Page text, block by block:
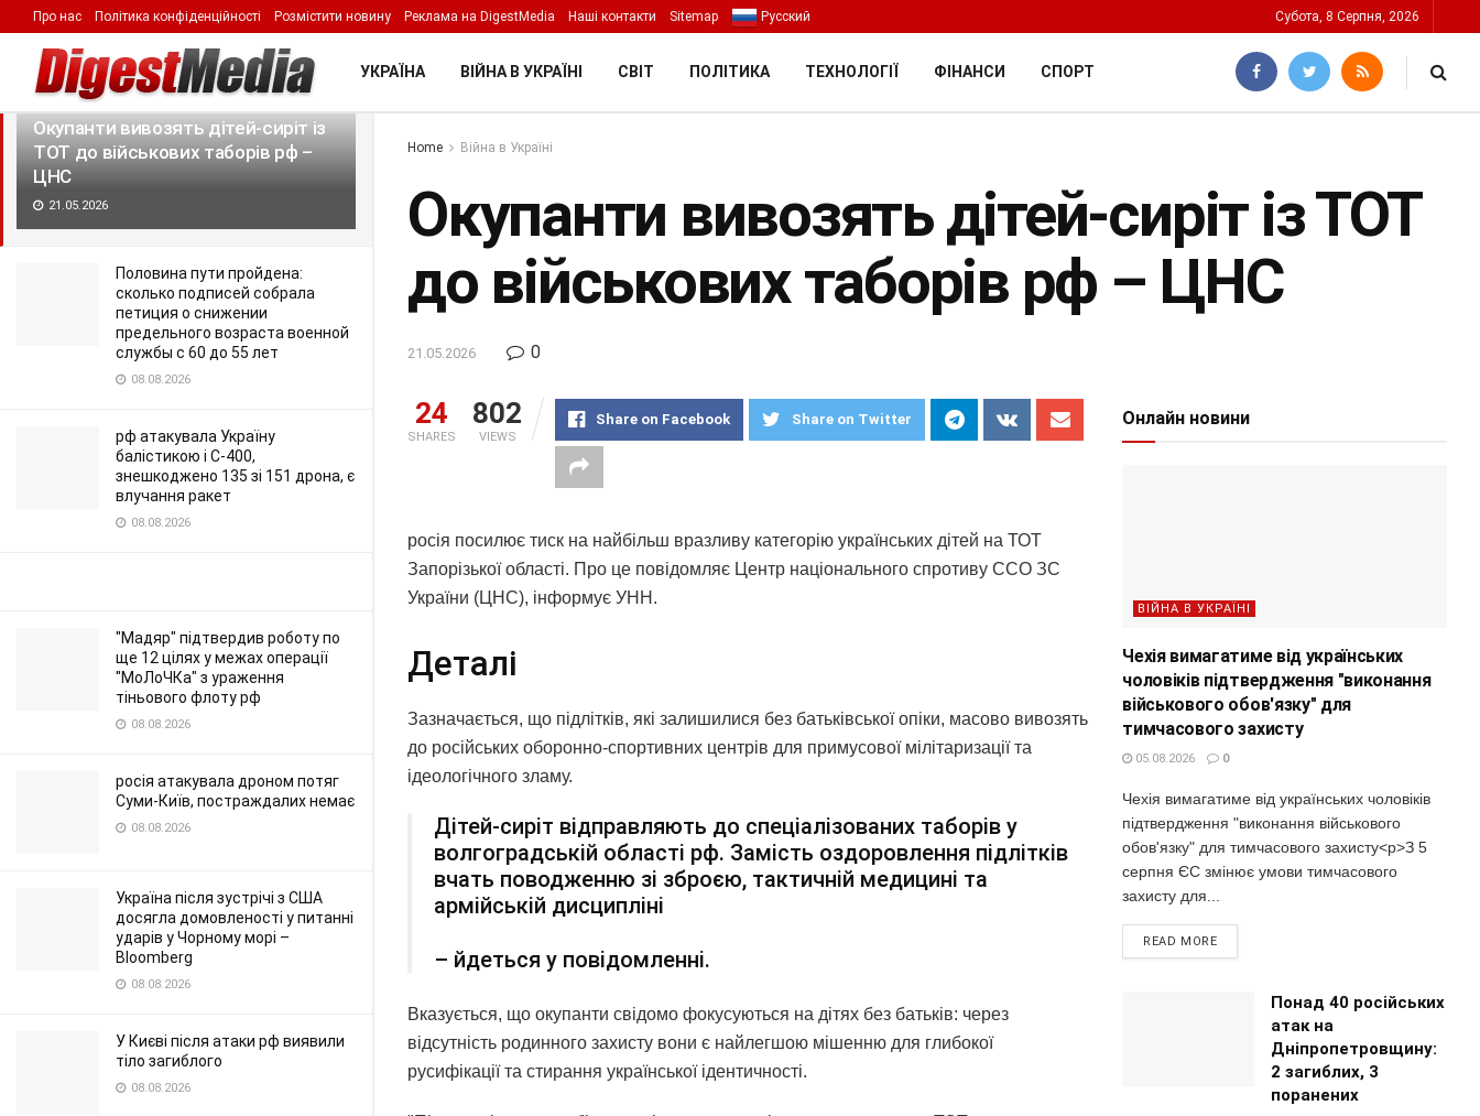
LATEST TRENDING Filter
Окупанти вивозять дітей-сиріт із
ТОТ до військових таборів рф –
ЦНС
21.05.2026
Половина пути пройдена:
сколько подписей собрала
петиция о снижении
предельного возраста военной
службы с 60 до 55 лет
08.08.2026
рф атакувала Україну
балістикою і С-400,
знешкоджено 135 зі 151 дрона, є
влучання ракет
08.08.2026
"Мадяр" підтвердив роботу по
ще 12 цілях у межах операції
"МоЛоЧКа" з ураження
тіньового флоту рф
08.08.2026
росія атакувала дроном потяг
Суми-Київ, постраждалих немає
08.08.2026
Україна після зустрічі з США
досягла домовленості у питанні
ударів у Чорному морі –
Bloomberg
08.08.2026
У Києві після атаки рф виявили
тіло загиблого
08.08.2026
Про нас Політика конфіденційності Розмістити новину Реклама на DigestMedia Наші контакти Sitemap Русский Субота, 8 Серпня, 2026
УКРАЇНА ВІЙНА В УКРАЇНІ СВІТ ПОЛІТИКА ТЕХНОЛОГІЇ ФІНАНСИ СПОРТ
Home Війна в Україні
Окупанти вивозять дітей-сиріт із ТОТ
до військових таборів рф – ЦНС
21.05.2026 0
24
SHARES
802
VIEWS
Share on Facebook Share on Twitter
росія посилює тиск на найбільш вразливу категорію українських дітей на ТОТ
Запорізької області. Про це повідомляє Центр національного спротиву ССО ЗС
України (ЦНС), інформує УНН.
Деталі
Зазначається, що підлітків, які залишилися без батьківської опіки, масово вивозять
до російських оборонно-спортивних центрів для примусової мілітаризації та
ідеологічного зламу.
Дітей-сиріт відправляють до спеціалізованих таборів у
волгоградській області рф. Замість оздоровлення підлітків
вчать поводженню зі зброєю, тактичній медицині та
армійській дисципліні
– йдеться у повідомленні.
Вказується, що окупанти свідомо фокусуються на дітях без батьків: через
відсутність родинного захисту вони є найлегшою мішенню для глибокої
русифікації та стирання української ідентичності.
Онлайн новини
ВІЙНА В УКРАЇНІ
Чехія вимагатиме від українських
чоловіків підтвердження "виконання
військового обов'язку" для
тимчасового захисту
05.08.2026 0
Чехія вимагатиме від українських чоловіків
підтвердження "виконання військового
обов'язку" для тимчасового захисту<p>З 5
серпня ЄС змінює умови тимчасового
захисту для...
READ MORE
Понад 40 російських
атак на
Дніпропетровщину:
2 загиблих, 3
поранених